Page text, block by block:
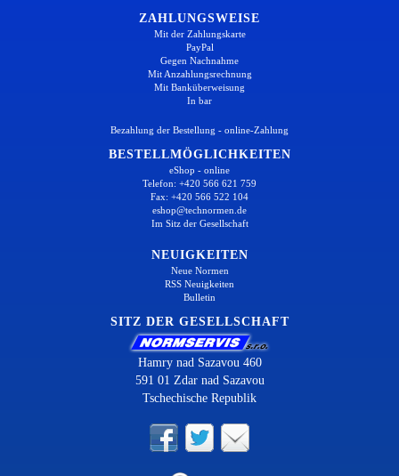
ZAHLUNGSWEISE
Mit der Zahlungskarte
PayPal
Gegen Nachnahme
Mit Anzahlungsrechnung
Mit Banküberweisung
In bar
Bezahlung der Bestellung - online-Zahlung
BESTELLMÖGLICHKEITEN
eShop - online
Telefon: +420 566 621 759
Fax: +420 566 522 104
eshop@technormen.de
Im Sitz der Gesellschaft
NEUIGKEITEN
Neue Normen
RSS Neuigkeiten
Bulletin
SITZ DER GESELLSCHAFT
Hamry nad Sazavou 460
591 01 Zdar nad Sazavou
Tschechische Republik